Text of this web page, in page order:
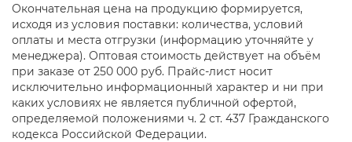
Окончательная цена на продукцию формируется,
исходя из условия поставки: количества, условий
оплаты и места отгрузки (информацию уточняйте у
менеджера). Оптовая стоимость действует на объём
при заказе от 250 000 руб. Прайс-лист носит
исключительно информационный характер и ни при
каких условиях не является публичной офертой,
определяемой положениями ч. 2 ст. 437 Гражданского
кодекса Российской Федерации.